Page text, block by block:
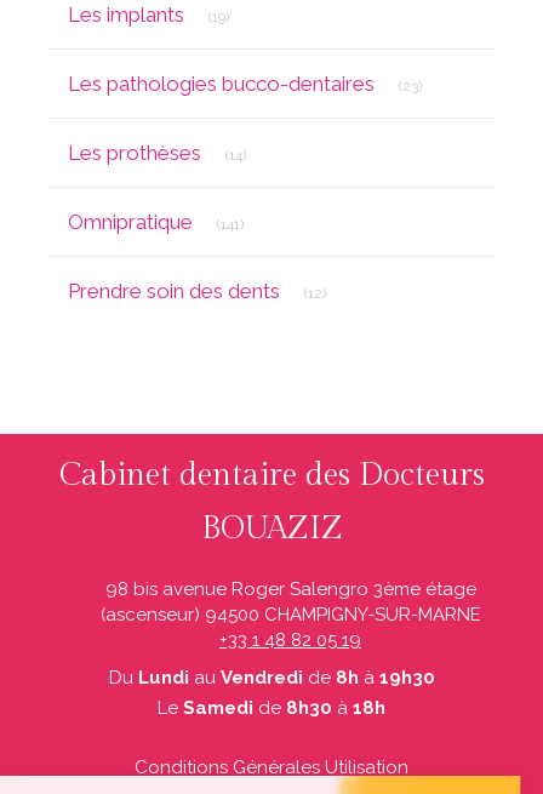
Les implants (19)
Les pathologies bucco-dentaires (23)
Les prothèses (14)
Omnipratique (141)
Prendre soin des dents (12)
Cabinet dentaire des Docteurs
BOUAZIZ
98 bis avenue Roger Salengro 3ème étage
(ascenseur) 94500 CHAMPIGNY-SUR-MARNE
+33 1 48 82 05 19
Du Lundi au Vendredi de 8h à 19h30
Le Samedi de 8h30 à 18h
Conditions Générales Utilisation